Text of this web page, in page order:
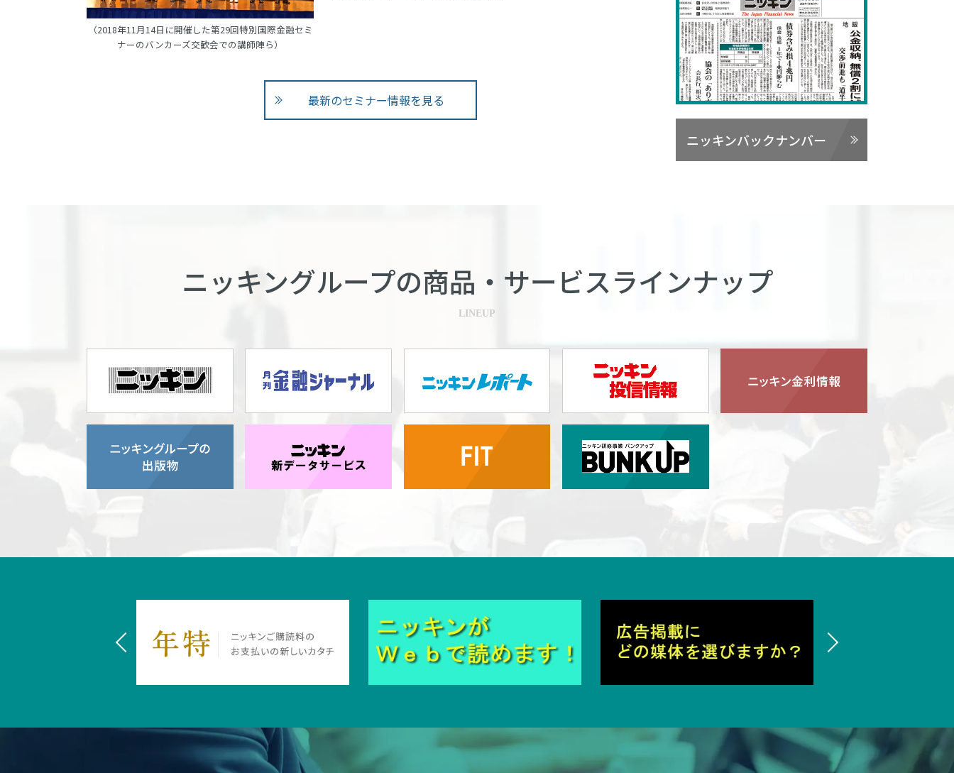
（2018年11月14日に開催した第29回特別国際金融セミ
ナーのバンカーズ交歓会での講師陣ら）
最新のセミナー情報を見る
ニッキンバックナンバー
ニッキングループの商品・ サービスラインナップ
LINEUP